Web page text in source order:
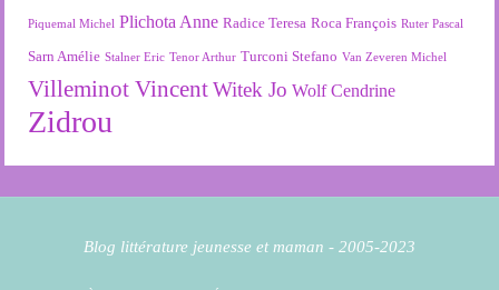
Piquemal Michel Plichota Anne Radice Teresa Roca François Ruter Pascal
Sarn Amélie Stalner Eric Tenor Arthur Turconi Stefano Van Zeveren Michel
Villeminot Vincent Witek Jo Wolf Cendrine
Zidrou
Blog littérature jeunesse et maman - 2005-2023